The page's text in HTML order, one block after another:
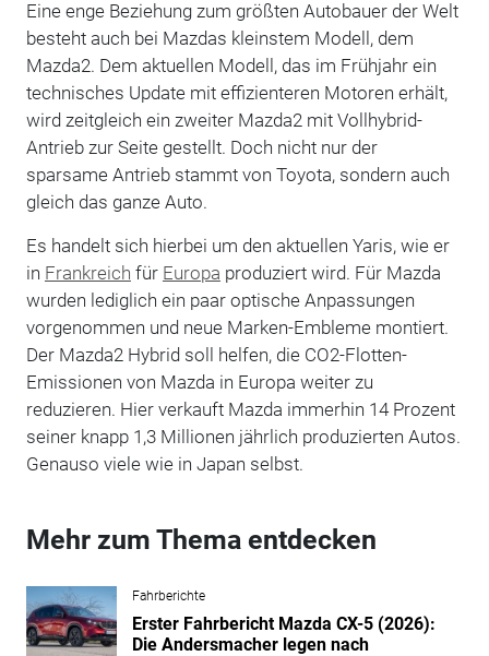
Eine enge Beziehung zum größten Autobauer der Welt
besteht auch bei Mazdas kleinstem Modell, dem
Mazda2. Dem aktuellen Modell, das im Frühjahr ein
technisches Update mit effizienteren Motoren erhält,
wird zeitgleich ein zweiter Mazda2 mit Vollhybrid-
Antrieb zur Seite gestellt. Doch nicht nur der
sparsame Antrieb stammt von Toyota, sondern auch
gleich das ganze Auto.
Es handelt sich hierbei um den aktuellen Yaris, wie er
in Frankreich für Europa produziert wird. Für Mazda
wurden lediglich ein paar optische Anpassungen
vorgenommen und neue Marken-Embleme montiert.
Der Mazda2 Hybrid soll helfen, die CO2-Flotten-
Emissionen von Mazda in Europa weiter zu
reduzieren. Hier verkauft Mazda immerhin 14 Prozent
seiner knapp 1,3 Millionen jährlich produzierten Autos.
Genauso viele wie in Japan selbst.
Mehr zum Thema entdecken
Fahrberichte
Erster Fahrbericht Mazda CX-5 (2026):
Die Andersmacher legen nach